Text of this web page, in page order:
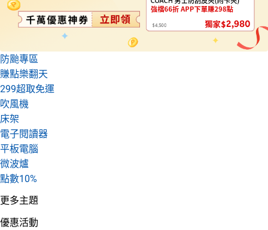
防颱專區
賺點樂翻天
299超取免運
吹風機
床架
電子閱讀器
平板電腦
微波爐
點數10%
更多主題
優惠活動